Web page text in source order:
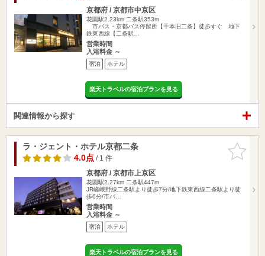
京都府 / 京都市中京区
花園駅2.23km 二条駅353m
市バス・京都バス停留所【千本旧二条】徒歩すぐ 地下
鉄東西線【二条駅…
営業時間
入浴料金 ～
宿泊 ホテル
楽天トラベルの宿泊プランを見る
関連情報から探す
お気に入
りに追加
ラ・ジェント・ホテル京都二条
4.0点/ 1 件
京都府 / 京都市上京区
花園駅2.27km 二条駅447m
JR嵯峨野線二条駅より徒歩7分/地下鉄東西線二条駅より徒
歩6分/市バ…
営業時間
入浴料金 ～
宿泊 ホテル
楽天トラベルの宿泊プランを見る